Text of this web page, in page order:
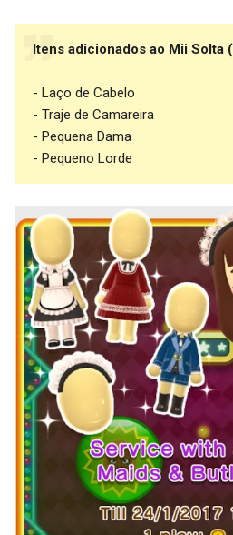
Itens adicionados ao Mii Solta
- Laço de Cabelo
- Traje de Camareira
- Pequena Dama
- Pequeno Lorde